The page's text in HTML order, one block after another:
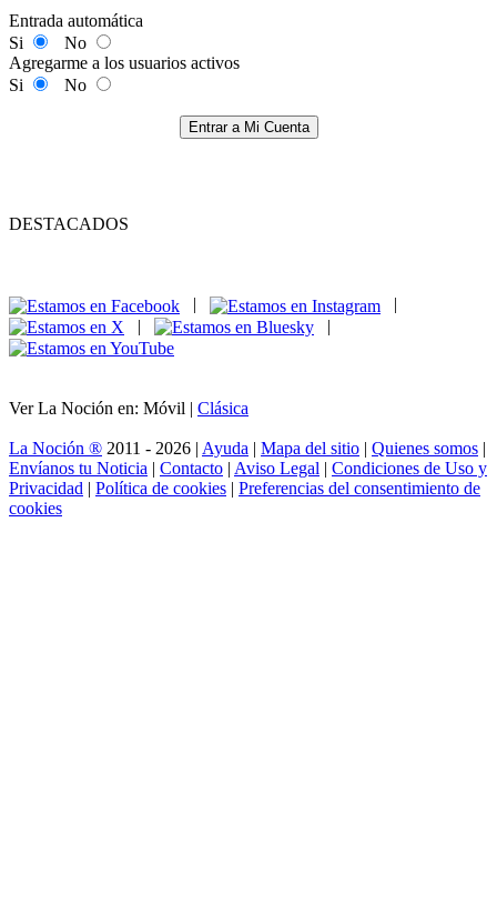
Entrada automática
Si
No
Agregarme a los usuarios activos
Si
No
Entrar a Mi Cuenta
DESTACADOS
|
|
|
|
Ver La Noción en: Móvil | Clásica
La Noción ® 2011 - 2026 | Ayuda | Mapa del sitio | Quienes somos |
Envíanos tu Noticia | Contacto | Aviso Legal | Condiciones de Uso y
Privacidad | Política de cookies | Preferencias del consentimiento de
cookies